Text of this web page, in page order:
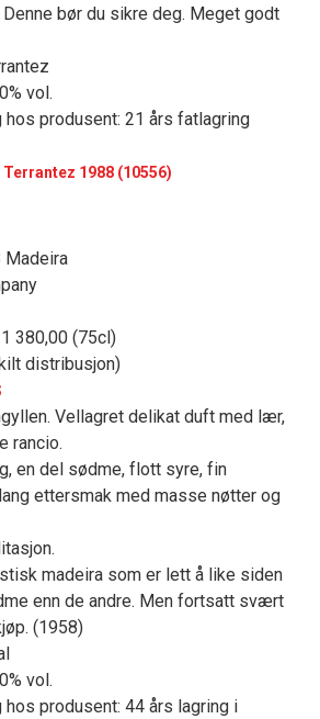
bør du sikre deg. Meget godt
vol.
produsent: 21 års fatlagring
1988 (10556)
Madeira
380,00 (75cl)
distribusjon)
Vellagret delikat duft med lær,
rancio.
en del sødme, flott syre, fin
ettersmak med masse nøtter og
madeira som er lett å like siden
enn de andre. Men fortsatt svært
(1958)
vol.
produsent: 44 års lagring i